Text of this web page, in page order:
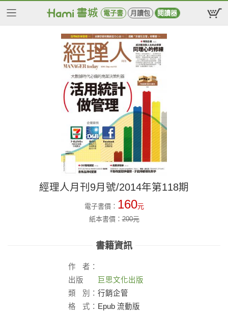
電子書 月讀包 閱讀器
經理人月刊9月號/2014年第118期
電子書價： 160元
紙本書價：200元
書籍資訊
作
者：
出版
社：
巨思文化出版
類
別： 行銷企管
格
式： Epub 流動版